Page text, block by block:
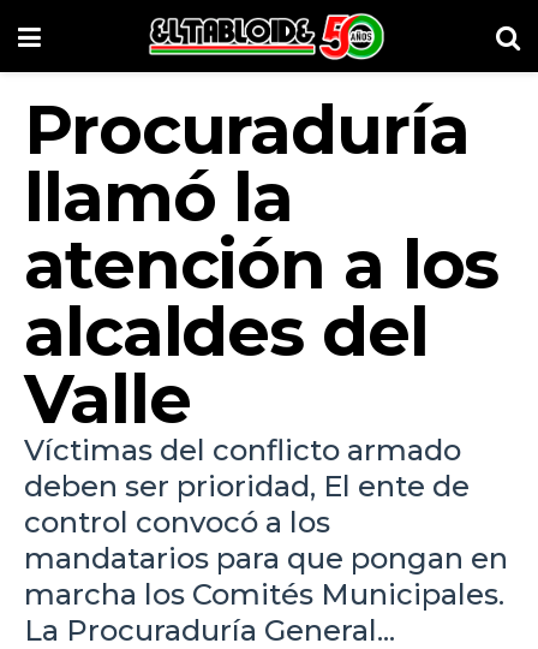
Procuraduría
llamó la
atención a los
alcaldes del
Valle
Víctimas del conflicto armado
deben ser prioridad, El ente de
control convocó a los
mandatarios para que pongan en
marcha los Comités Municipales.
La Procuraduría General...